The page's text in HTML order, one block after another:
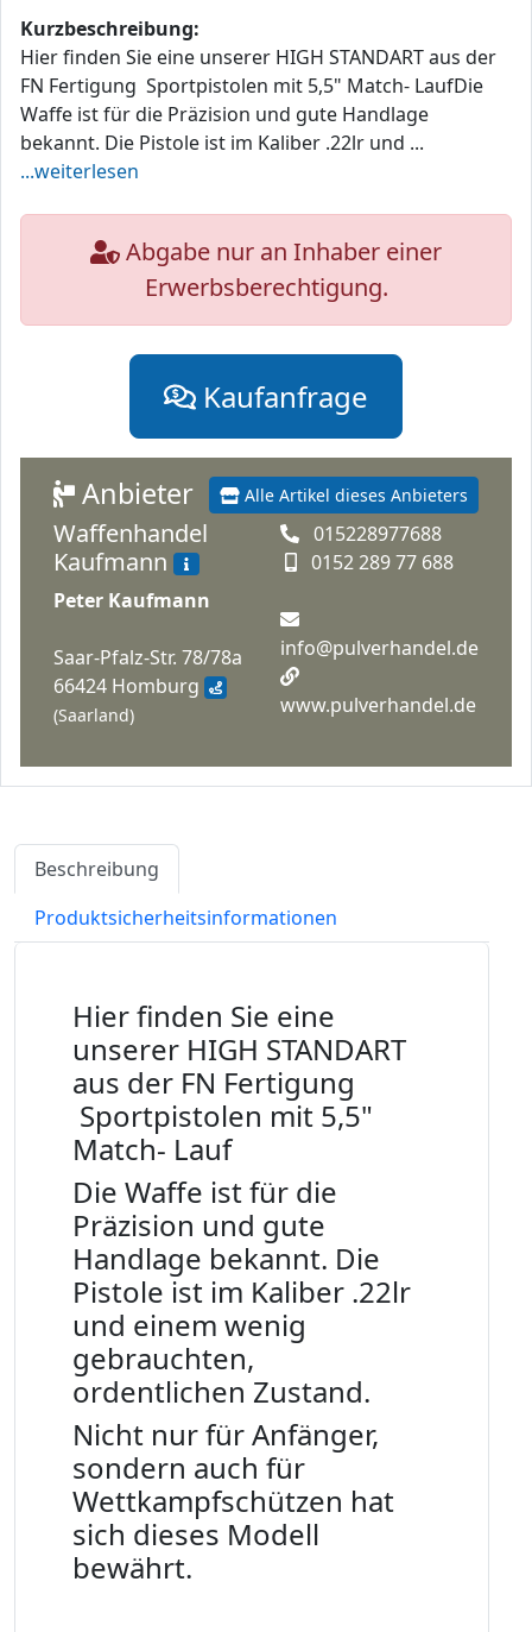
Kurzbeschreibung:
Hier finden Sie eine unserer HIGH STANDART aus der
FN Fertigung Sportpistolen mit 5,5" Match- LaufDie
Waffe ist für die Präzision und gute Handlage
bekannt. Die Pistole ist im Kaliber .22lr und ...
...weiterlesen
Abgabe nur an Inhaber einer
Erwerbsberechtigung.
Kaufanfrage
Alle Artikel dieses Anbieters
Anbieter
Waffenhandel
Kaufmann
Peter Kaufmann
Saar-Pfalz-Str. 78/78a
66424 Homburg
(Saarland)
015228977688
0152 289 77 688
info@pulverhandel.de
www.pulverhandel.de
Beschreibung
Produktsicherheitsinformationen
Hier finden Sie eine
unserer HIGH STANDART
aus der FN Fertigung
Sportpistolen mit 5,5"
Match- Lauf
Die Waffe ist für die
Präzision und gute
Handlage bekannt. Die
Pistole ist im Kaliber .22lr
und einem wenig
gebrauchten,
ordentlichen Zustand.
Nicht nur für Anfänger,
sondern auch für
Wettkampfschützen hat
sich dieses Modell
bewährt.